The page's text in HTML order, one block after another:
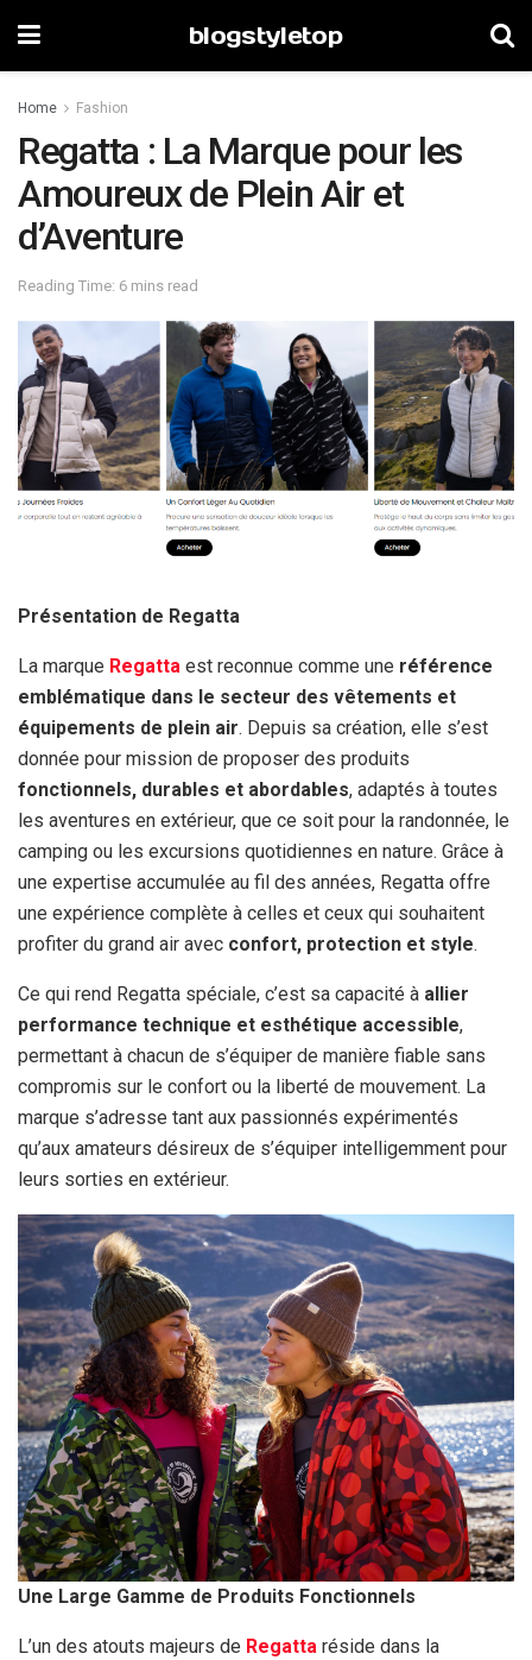
blogstyletop
Home Fashion
Regatta : La Marque pour les
Amoureux de Plein Air et
d’Aventure
Reading Time: 6 mins read
Présentation de Regatta
La marque Regatta est reconnue comme une référence
emblématique dans le secteur des vêtements et
équipements de plein air. Depuis sa création, elle s’est
donnée pour mission de proposer des produits
fonctionnels, durables et abordables, adaptés à toutes
les aventures en extérieur, que ce soit pour la randonnée, le
camping ou les excursions quotidiennes en nature. Grâce à
une expertise accumulée au fil des années, Regatta offre
une expérience complète à celles et ceux qui souhaitent
profiter du grand air avec confort, protection et style.
Ce qui rend Regatta spéciale, c’est sa capacité à allier
performance technique et esthétique accessible,
permettant à chacun de s’équiper de manière fiable sans
compromis sur le confort ou la liberté de mouvement. La
marque s’adresse tant aux passionnés expérimentés
qu’aux amateurs désireux de s’équiper intelligemment pour
leurs sorties en extérieur.
Une Large Gamme de Produits Fonctionnels
L’un des atouts majeurs de Regatta réside dans la